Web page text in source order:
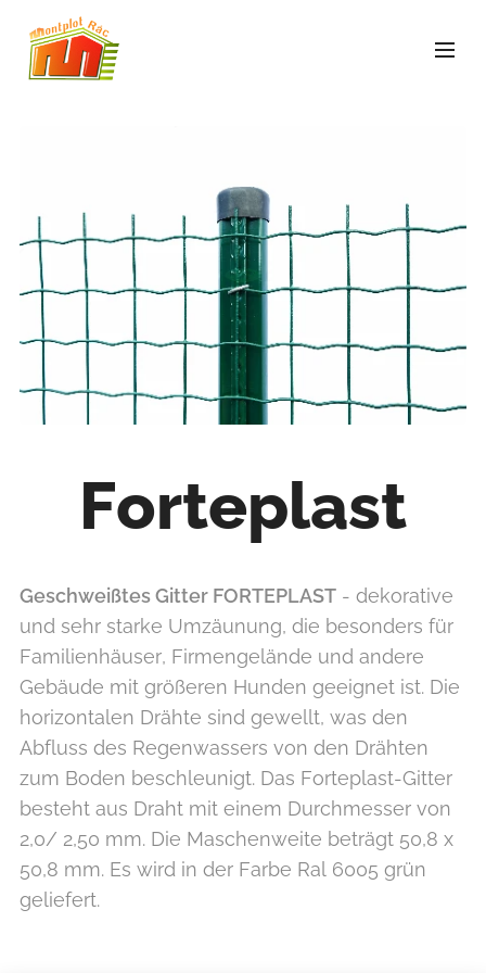
Forteplast
Geschweißtes Gitter FORTEPLAST - dekorative
und sehr starke Umzäunung, die besonders für
Familienhäuser, Firmengelände und andere
Gebäude mit größeren Hunden geeignet ist. Die
horizontalen Drähte sind gewellt, was den
Abfluss des Regenwassers von den Drähten
zum Boden beschleunigt. Das Forteplast-Gitter
besteht aus Draht mit einem Durchmesser von
2,0/ 2,50 mm. Die Maschenweite beträgt 50,8 x
50,8 mm. Es wird in der Farbe Ral 6005 grün
geliefert.